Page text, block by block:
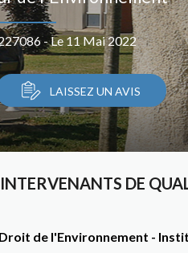
- Le 11 Mai 2022
LAISSEZ UN AVIS
DE
de l'Environnement -